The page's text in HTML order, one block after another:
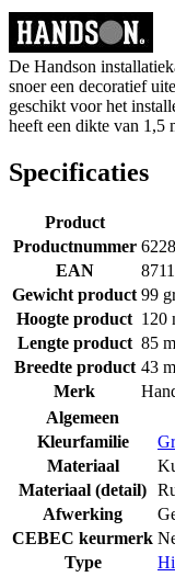
De Handson
snoer een decoratief
geschikt voor het
heeft een dikte van 1,5
Specificaties
Product
Productnummer
EAN
Gewicht product 99
Hoogte product 120
Lengte product 85
Breedte product 43
Merk
Algemeen
Kleurfamilie
Materiaal
Materiaal (detail)
Afwerking
CEBEC keurmerk
Type